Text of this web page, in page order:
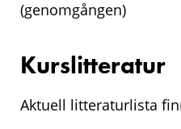
(genomgången)
Kurslitteratur
Aktuell litteraturlista